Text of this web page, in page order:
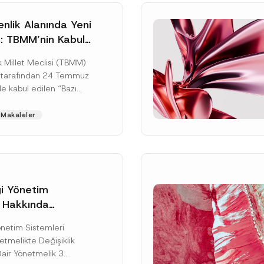
Alanında Yeni
TBMM’nin Kabul
Aşamasında
Millet Meclisi (TBMM)
24 Temmuz
kabul edilen “Bazı
Değişiklik
Makaleler
Yönetim
Dair Yönetmelik
Sistemleri
Değişiklik
Yönetmelik 3
Soyad*